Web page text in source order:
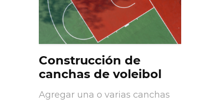
Construcción de
canchas de voleibol
Agregar una o varias canchas